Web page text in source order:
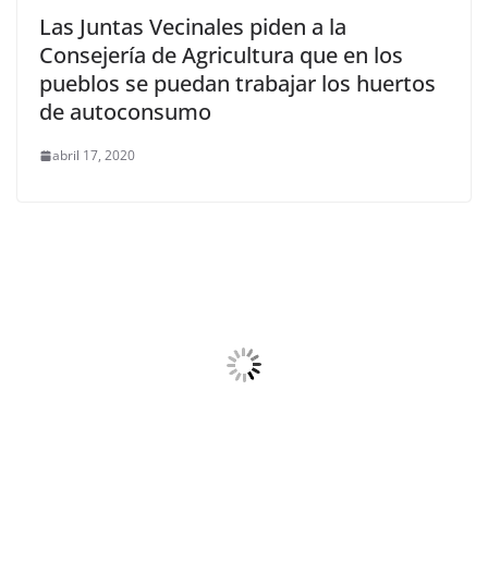
Las Juntas Vecinales piden a la
Consejería de Agricultura que en los
pueblos se puedan trabajar los huertos
de autoconsumo
abril 17, 2020